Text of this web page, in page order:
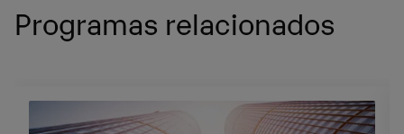
Programas relacionados